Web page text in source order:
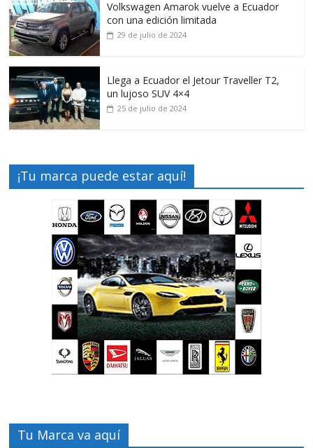
Volkswagen Amarok vuelve a Ecuador
con una edición limitada
29 de julio de 2024
Llega a Ecuador el Jetour Traveller T2,
un lujoso SUV 4×4
25 de julio de 2024
¡Tu marca puede estar aquí!
Tu Marca va aquí